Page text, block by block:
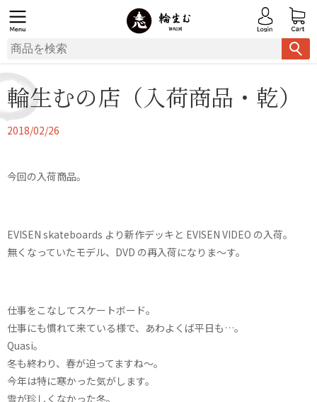
輪生むの店（入荷商品・乾）
2018/02/26
今回の入荷商品。
EVISEN skateboards より新作デッキと EVISEN VIDEO の入荷。
無くなっていたモデル、DVD の再入荷になりま〜す。
仕事をこなしてスケートボード。
仕事にも慣れて来ている様で、あわよくば平日も…。
Quasi。
冬も終わり、春が迫ってますね〜。
今年は特に寒かった気がします。
雪が珍しくなかった冬。